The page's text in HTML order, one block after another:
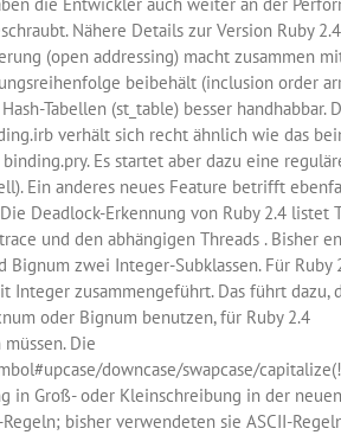
Nähere Details zur Version Ruby
(open addressing) macht zusammen
beibehält (inclusion order
Tabellen (st_table) besser handhabbar.
verhält sich recht ähnlich wie das
Es startet aber dazu eine
Ein anderes neues Feature betrifft
Deadlock-Erkennung von Ruby 2.4 listet
und den abhängigen Threads . Bisher
Bignum zwei Integer-Subklassen. Für Ruby
Integer zusammengeführt. Das führt dazu,
oder Bignum benutzen, für Ruby 2.4
Die
downcase/swapcase/
in Groß- oder Kleinschreibung in der
bisher verwendeten sie ASCII-